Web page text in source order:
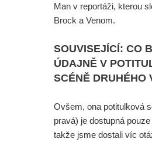
Man v reportáži, kterou
Brock a Venom.
SOUVISEJÍCÍ: CO
ÚDAJNĚ V
SCÉNĚ DRUHÉHO
Ovšem, ona potitulková
pravá) je dostupná
takže jsme dostali víc